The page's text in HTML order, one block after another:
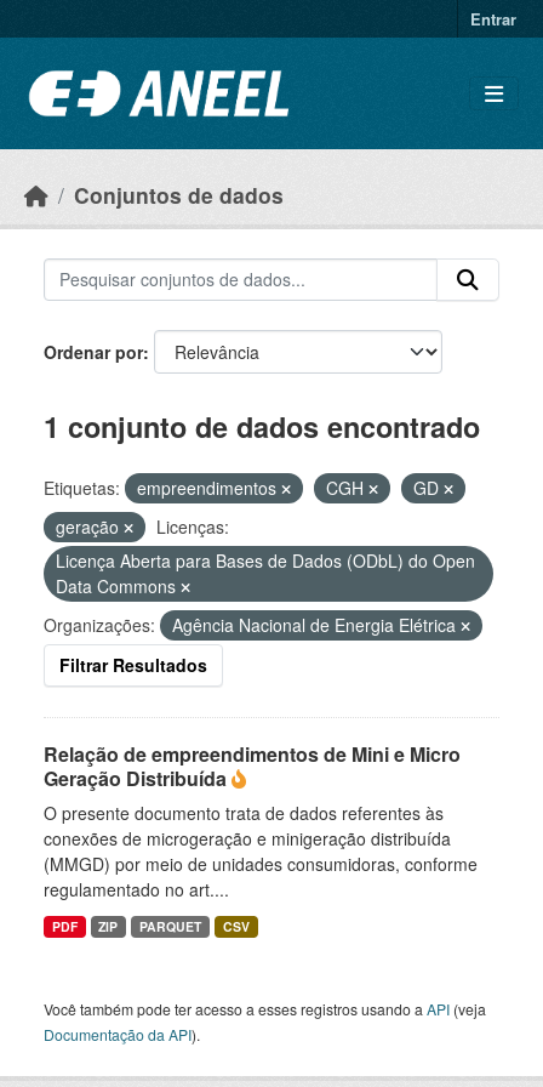
Entrar
Conjuntos de dados
Ordenar por
1 conjunto de dados encontrado
Etiquetas: empreendimentos CGH
GD
geração
Licenças:
Licença Aberta para Bases de Dados (ODbL) do Open
Data Commons
Organizações:
Agência Nacional de Energia Elétrica
Filtrar Resultados
Relação de empreendimentos de Mini e Micro
Geração Distribuída
O presente documento trata de dados referentes às
conexões de microgeração e minigeração distribuída
(MMGD) por meio de unidades consumidoras, conforme
regulamentado no art....
PDF ZIP PARQUET CSV
Você também pode ter acesso a esses registros usando a API (veja
Documentação da API).